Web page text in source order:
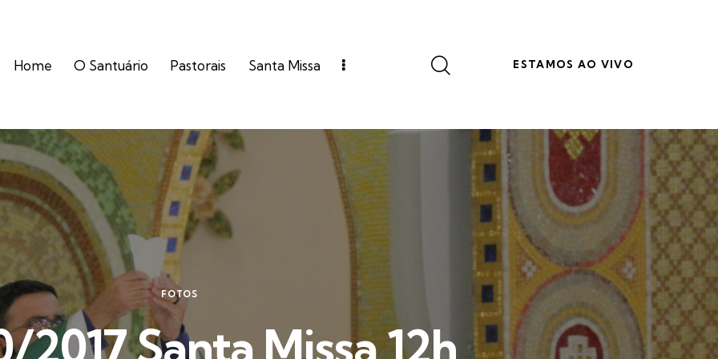
Home O Santuário Pastorais Santa Missa ESTAMOS AO VIVO
FOTOS
2017 Santa Missa 12h